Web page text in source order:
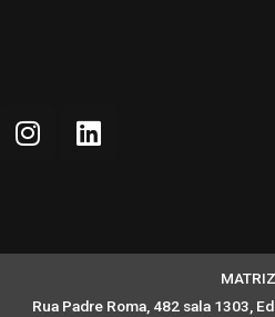
MATRIZ
Rua Padre Roma, 482 sala 1303,